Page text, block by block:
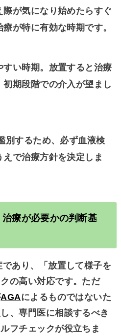
が気になり始めたらすぐ
が特に有効な時期です。
い時期。放置すると治療
期段階での介入が望まし
別するため、必ず血液検
で治療方針を決定しま
療が必要かの判断基
あり、
「放置して様子を
の高い対応です。ただ
AGAによるものではないた
、専門医に相談するべき
フチェックが役立ちま